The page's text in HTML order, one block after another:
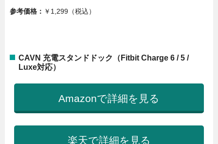
参考価格： ￥1,299（税込）
CAVN 充電スタンドドック（Fitbit Charge 6 / 5 /
Luxe対応）
Amazonで詳細を見る
楽天で詳細を見る